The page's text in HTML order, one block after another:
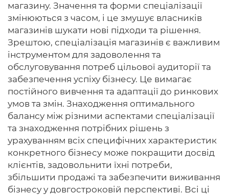
магазину. Значення та форми спеціалізації
змінюються з часом, і це змушує власників
магазинів шукати нові підходи та рішення.
Зрештою, спеціалізація магазинів є важливим
інструментом для задоволення та
обслуговування потреб цільової аудиторії та
забезпечення успіху бізнесу. Це вимагає
постійного вивчення та адаптації до ринкових
умов та змін. Знаходження оптимального
балансу між різними аспектами спеціалізації
та знаходження потрібних рішень з
урахуванням всіх специфічних характеристик
конкретного бізнесу може покращити досвід
клієнтів, задовольнити їхні потреби,
збільшити продажі та забезпечити виживання
бізнесу у довгостроковій перспективі. Всі ці